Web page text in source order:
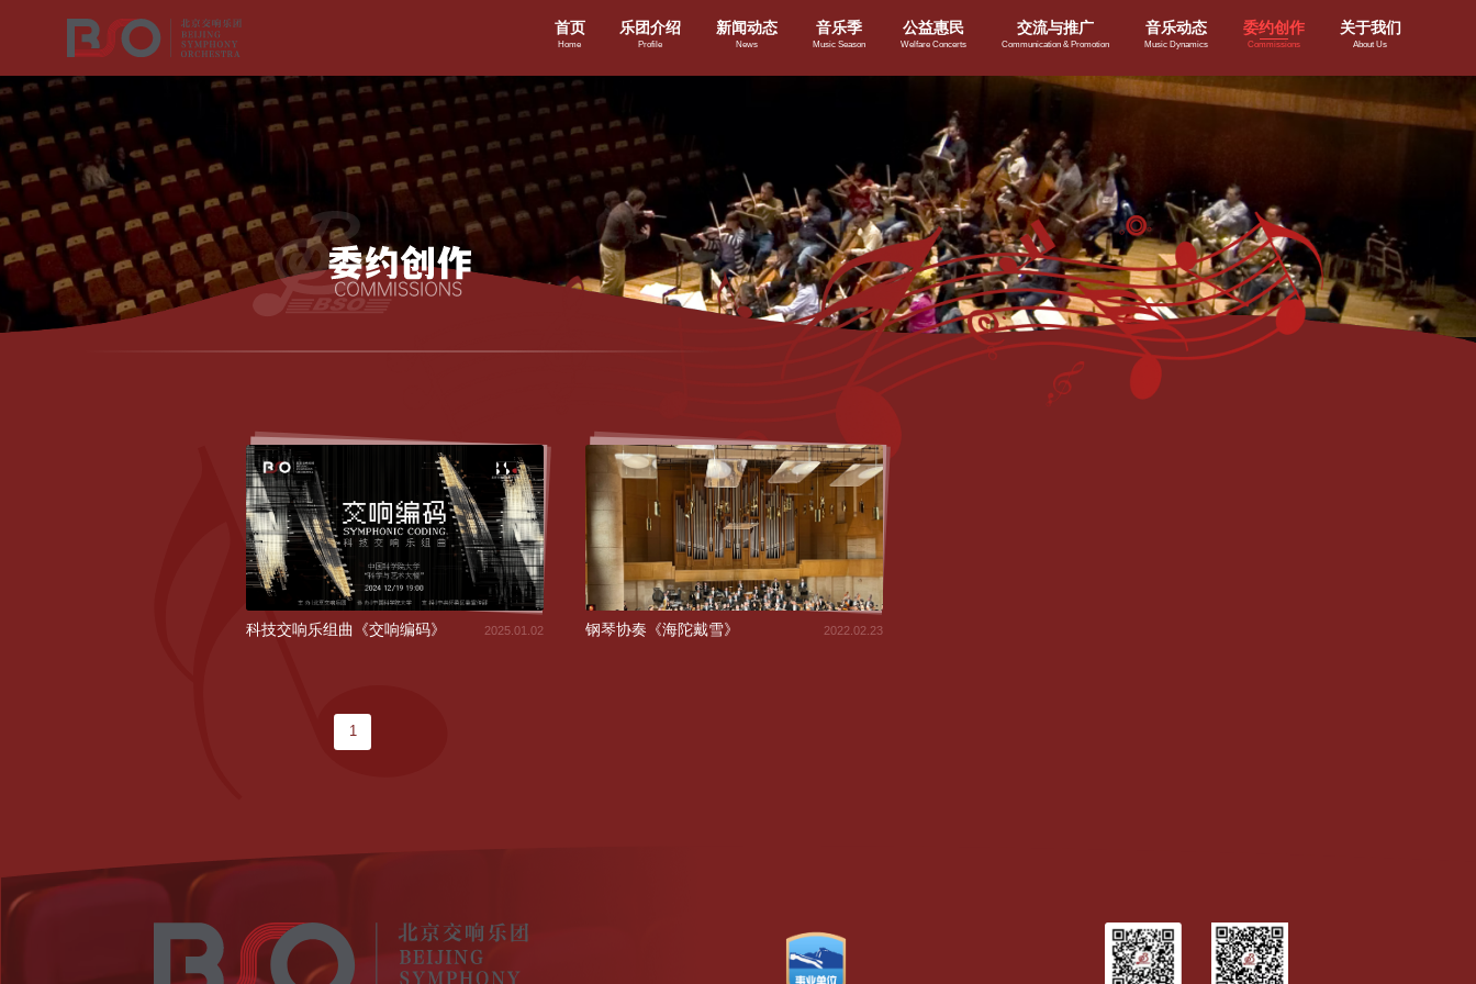
首页
Home
乐团介绍
Profile
新闻动态
News
音乐季
Music Season
公益惠民
Welfare Concerts
交流与推广
Communication & Promotion
音乐动态
Music Dynamics
委约创作
Commissions
关于我们
About Us
科技交响乐组曲《交响编码》 2025.01.02 钢琴协奏《海陀戴雪》 2022.02.23
1